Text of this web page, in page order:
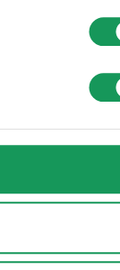
middle of the
with a 9.8+.
approach